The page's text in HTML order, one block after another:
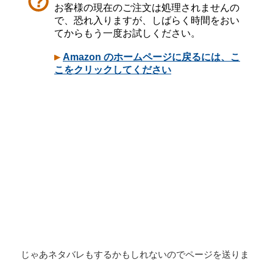
じゃあネタバレもするかもしれないのでページを送りま